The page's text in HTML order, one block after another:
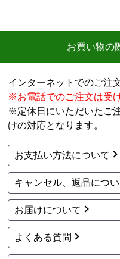
お買い物の
インターネットでのご注
※お電話でのご注文は受
※定休日にいただいたご
けの対応となります。
お支払い方法について
キャンセル、返品につ
お届けについて
よくある質問